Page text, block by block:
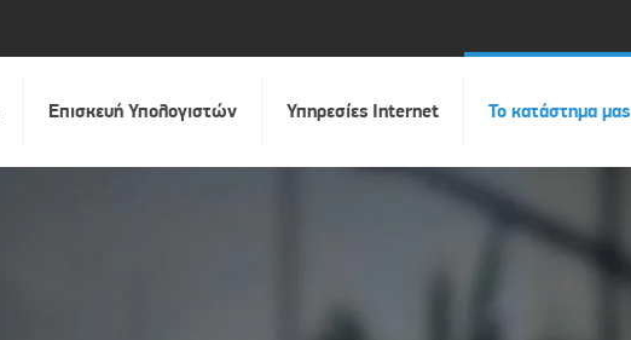
Επισκευή Υπολογιστών Υπηρεσίες Internet Το κατάστημα μας